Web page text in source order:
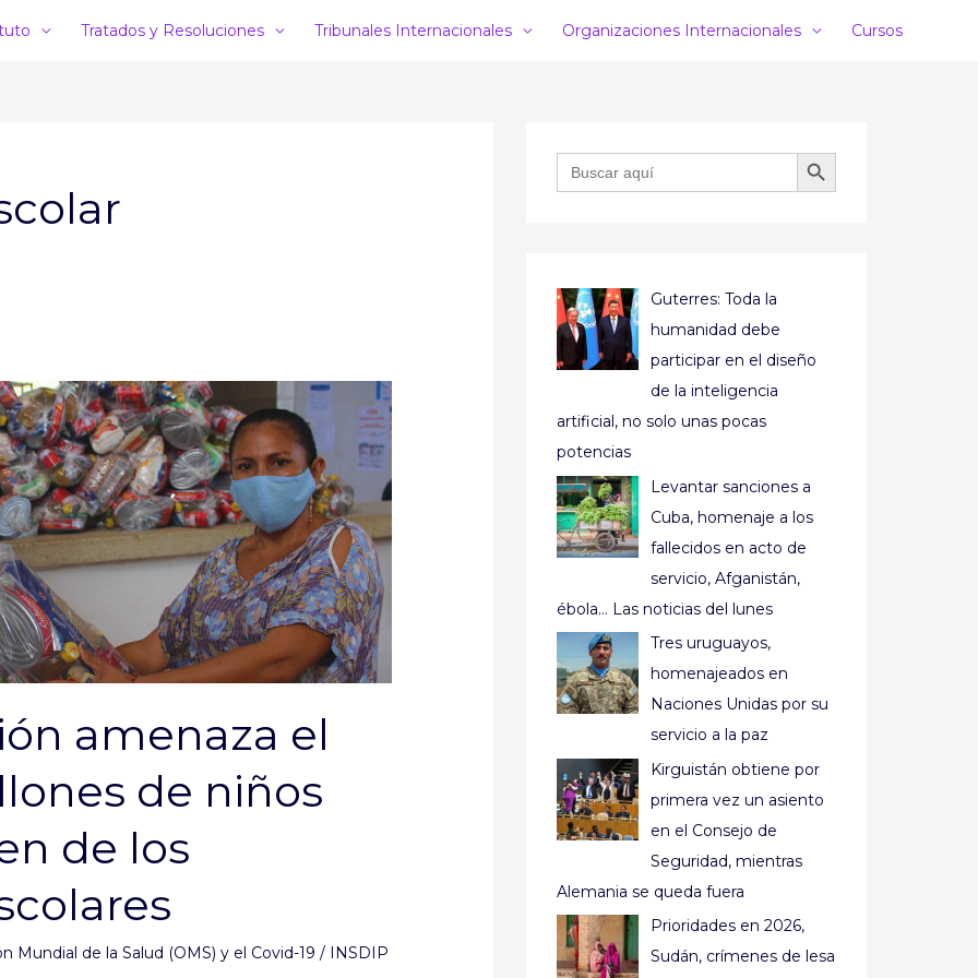
Tratados y Resoluciones Tribunales Internacionales Organizaciones Internacionales Cursos
amenaza el
de niños
de los
Mundial de la Salud (OMS) y el Covid-19 / INSDIP
Buscar: BOTÓN DE BÚSQUEDA
Guterres: Toda la
humanidad debe
participar en el diseño
de la inteligencia
artificial, no solo unas pocas
potencias
Levantar sanciones a
Cuba, homenaje a los
fallecidos en acto de
servicio, Afganistán,
ébola… Las noticias del lunes
Tres uruguayos,
homenajeados en
Naciones Unidas por su
servicio a la paz
Kirguistán obtiene por
primera vez un asiento
en el Consejo de
Seguridad, mientras
Alemania se queda fuera
Prioridades en 2026,
Sudán, crímenes de lesa